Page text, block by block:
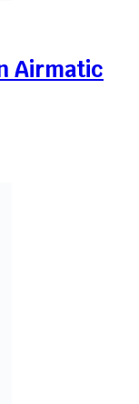
Airmatic